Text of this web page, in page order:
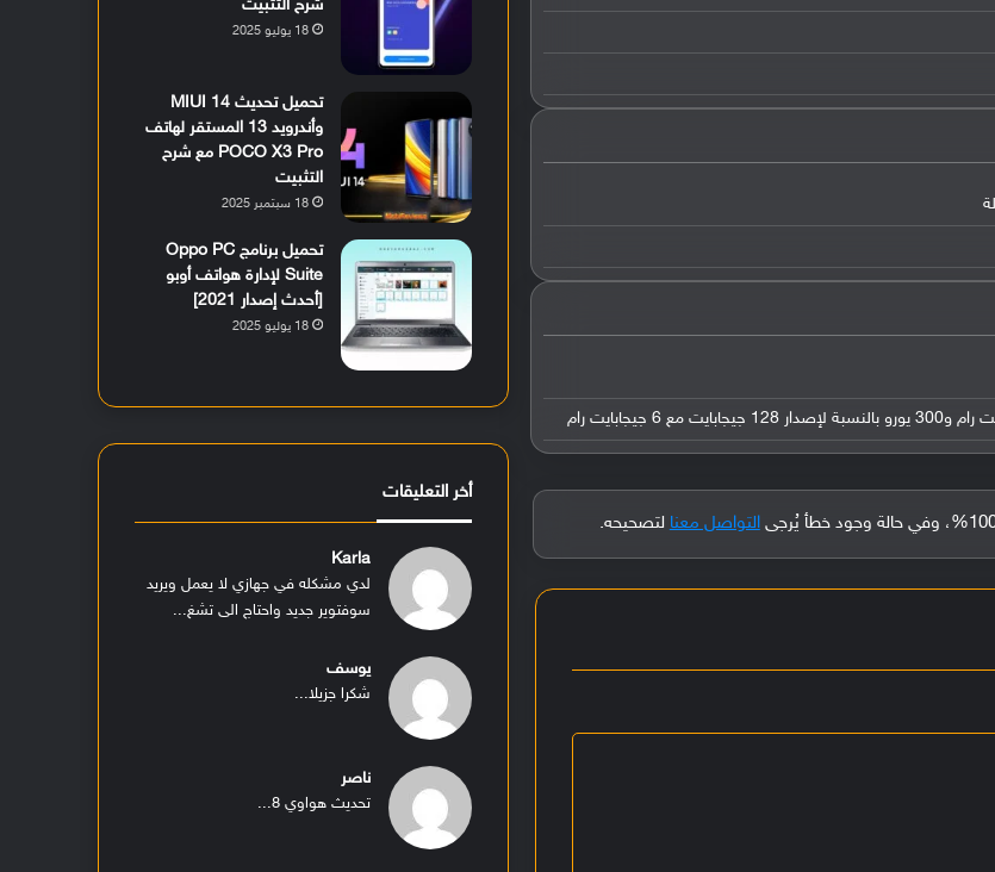
التواصل معنا لتصحيحه.
شرح التثبيت
18 يوليو 2025
تحميل تحديث MIUI 14
وأندرويد 13 المستقر لهاتف
POCO X3 Pro مع شرح
التثبيت
18 سبتمبر 2025
تحميل برنامج Oppo PC
Suite لإدارة هواتف أوبو
[أحدث إصدار 2021]
18 يوليو 2025
أخر التعليقات
Karla
لدي مشكله في جهازي لا يعمل ويريد
سوفتوير جديد واحتاج الى تشغ...
يوسف
شكرا جزيلا...
ناصر
تحديث هواوي 8...